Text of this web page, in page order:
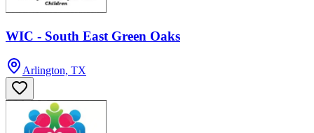
WIC - South East Green Oaks
Arlington, TX